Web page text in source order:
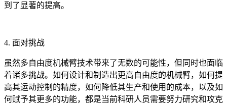
到了显著的提高。
4. 面对挑战
虽然多自由度机械臂技术带来了无数的可能性，但同时也面临
着诸多挑战。如何设计和制造出更高自由度的机械臂，如何提
高其运动控制的精度，如何降低其生产和使用的成本，以及如
何赋予其更多的功能，都是当前科研人员需要努力研究和攻克